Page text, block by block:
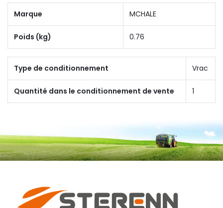
Marque MCHALE
Poids (kg) 0.76
Type de conditionnement Vrac
Quantité dans le conditionnement de vente 1